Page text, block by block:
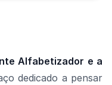
Alfabetizador e a
dedicado a pensar